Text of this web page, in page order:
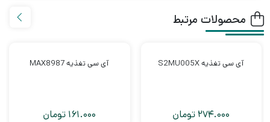
محصولات مرتبط
آی سی تغذیه S2MU005X
274.000 تومان
آی سی تغذیه MAX8987
161.000 تومان